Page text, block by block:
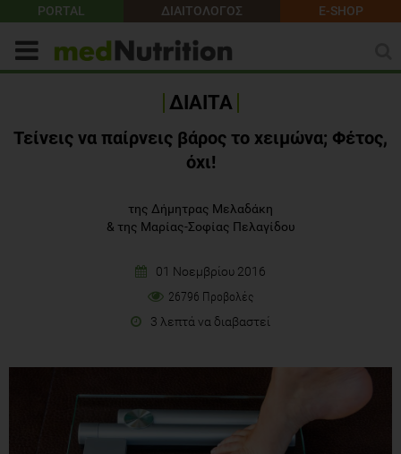
PORTAL ΔΙΑΙΤΟΛΟΓΟΣ E-SHOP
ΔΙΑΙΤΑ
Τείνεις να παίρνεις βάρος το χειμώνα; Φέτος,
όχι!
της Δήμητρας Μελαδάκη
& της Μαρίας-Σοφίας Πελαγίδου
01 Νοεμβρίου 2016
26796 Προβολές
3 λεπτά να διαβαστεί